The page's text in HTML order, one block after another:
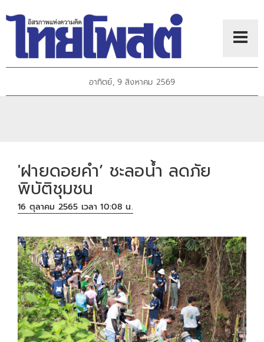
อาทิตย์, 9 สิงหาคม 2569
'ฝายดอยคำ’ ชะลอน้ำ ลดภัย
พิบัติชุมชน
16 ตุลาคม 2565 เวลา 10:08 น.